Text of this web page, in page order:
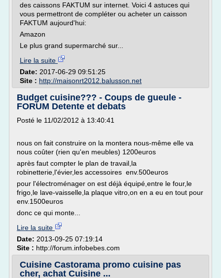
des caissons FAKTUM sur internet. Voici 4 astuces qui
vous permettront de compléter ou acheter un caisson
FAKTUM aujourd'hui:
Amazon
Le plus grand supermarché sur...
Lire la suite
Date: 2017-06-29 09:51:25
Site : http://maisonrt2012.balusson.net
Budget cuisine??? - Coups de gueule -
FORUM Detente et debats
Posté le 11/02/2012 à 13:40:41
nous on fait construire on la montera nous-même elle va
nous coûter (rien qu'en meubles) 1200euros
après faut compter le plan de travail,la
robinetterie,l'évier,les accessoires env.500euros
pour l'électroménager on est déjà équipé,entre le four,le
frigo,le lave-vaisselle,la plaque vitro,on en a eu en tout pour
env.1500euros
donc ce qui monte...
Lire la suite
Date: 2013-09-25 07:19:14
Site : http://forum.infobebes.com
Cuisine Castorama promo cuisine pas
cher, achat Cuisine ...